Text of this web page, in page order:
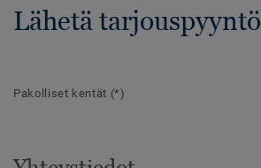
Lähetä tarjouspyyntö
Pakolliset kentät (*)